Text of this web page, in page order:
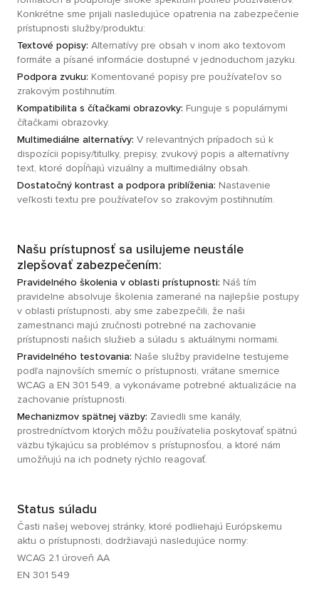
Konkrétne sme prijali nasledujúce opatrenia na zabezpečenie
prístupnosti služby/produktu:
Textové popisy: Alternatívy pre obsah v inom ako textovom
formáte a písané informácie dostupné v jednoduchom jazyku.
Podpora zvuku: Komentované popisy pre používateľov so
zrakovým postihnutím.
Kompatibilita s čítačkami obrazovky: Funguje s populárnymi
čítačkami obrazovky.
Multimediálne alternatívy: V relevantných prípadoch sú k
dispozícii popisy/titulky, prepisy, zvukový popis a alternatívny
text, ktoré dopĺňajú vizuálny a multimediálny obsah.
Dostatočný kontrast a podpora priblíženia: Nastavenie
veľkosti textu pre používateľov so zrakovým postihnutím.
Našu prístupnosť sa usilujeme neustále
zlepšovať zabezpečením:
Pravidelného školenia v oblasti prístupnosti: Náš tím
pravidelne absolvuje školenia zamerané na najlepšie postupy
v oblasti prístupnosti, aby sme zabezpečili, že naši
zamestnanci majú zručnosti potrebné na zachovanie
prístupnosti našich služieb a súladu s aktuálnymi normami.
Pravidelného testovania: Naše služby pravidelne testujeme
podľa najnovších smerníc o prístupnosti, vrátane smernice
WCAG a EN 301 549, a vykonávame potrebné aktualizácie na
zachovanie prístupnosti.
Mechanizmov spätnej väzby: Zaviedli sme kanály,
prostredníctvom ktorých môžu používatelia poskytovať spätnú
väzbu týkajúcu sa problémov s prístupnosťou, a ktoré nám
umožňujú na ich podnety rýchlo reagovať.
Status súladu
Časti našej webovej stránky, ktoré podliehajú Európskemu
aktu o prístupnosti, dodržiavajú nasledujúce normy:
WCAG 2.1 úroveň AA
EN 301 549